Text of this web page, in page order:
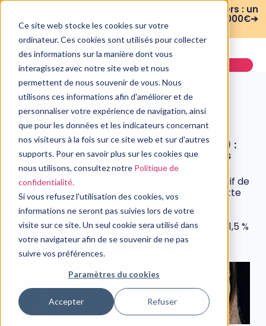
Ce site web stocke les cookies sur votre
ordinateur. Ces cookies sont utilisés pour collecter
des informations sur la manière dont vous
interagissez avec notre site web et nous
permettent de nous souvenir de vous. Nous
utilisons ces informations afin d'améliorer et de
personnaliser votre expérience de navigation, ainsi
que pour les données et les indicateurs concernant
nos visiteurs à la fois sur ce site web et sur d'autres
supports. Pour en savoir plus sur les cookies que
nous utilisons, consultez notre Politique de
confidentialité.
Si vous refusez l'utilisation des cookies, vos
informations ne seront pas suivies lors de votre
visite sur ce site. Un seul cookie sera utilisé dans
votre navigateur afin de se souvenir de ne pas
suivre vos préférences.
Paramètres du cookies
Accepter Refuser
WEBINAIRE : Risques psychosociaux et managers : un
plan de formation sur 3 mois pour moins de 3 000€➔
voir le replay
Demander une démo
PSYCHOLOGIE
Trouble Dissociatif de l’Identité (TDI) :
Causes, symptômes et traitements
16 novembre, 2021
Une personne souffrant d’un trouble dissociatif de
l’identité possède au moins deux identités. Cette
pathologie mentale implique de nombreux
symptômes invalidants comme les pertes de
mémoire ou les hallucinations. On estime que 1,5 %
de la population est concernée.